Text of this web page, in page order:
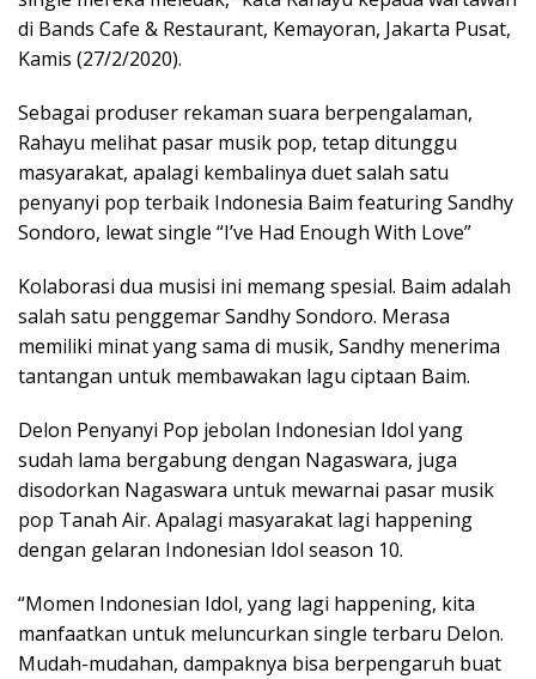
di Bands Cafe & Restaurant, Kemayoran, Jakarta Pusat,
Kamis (27/2/2020).
Sebagai produser rekaman suara berpengalaman,
Rahayu melihat pasar musik pop, tetap ditunggu
masyarakat, apalagi kembalinya duet salah satu
penyanyi pop terbaik Indonesia Baim featuring Sandhy
Sondoro, lewat single “I’ve Had Enough With Love”
Kolaborasi dua musisi ini memang spesial. Baim adalah
salah satu penggemar Sandhy Sondoro. Merasa
memiliki minat yang sama di musik, Sandhy menerima
tantangan untuk membawakan lagu ciptaan Baim.
Delon Penyanyi Pop jebolan Indonesian Idol yang
sudah lama bergabung dengan Nagaswara, juga
disodorkan Nagaswara untuk mewarnai pasar musik
pop Tanah Air. Apalagi masyarakat lagi happening
dengan gelaran Indonesian Idol season 10.
“Momen Indonesian Idol, yang lagi happening, kita
manfaatkan untuk meluncurkan single terbaru Delon.
Mudah-mudahan, dampaknya bisa berpengaruh buat